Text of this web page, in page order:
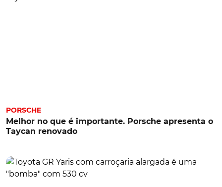
PORSCHE
Melhor no que é importante. Porsche apresenta o
Taycan renovado